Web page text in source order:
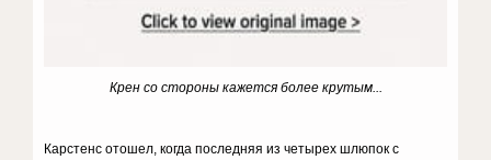
Крен со стороны кажется более крутым...
Карстенс отошел, когда последняя из четырех шлюпок с